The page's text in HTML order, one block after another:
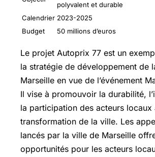
polyvalent et durable
Calendrier 2023-2025
Budget
50 millions d’euros
Le projet Autoprix 77 est un
la stratégie de développement de
Marseille en vue de l’événement
Il vise à promouvoir la durabilité,
la participation des acteurs locaux
transformation de la ville. Les
lancés par la ville de Marseille
opportunités pour les acteurs